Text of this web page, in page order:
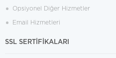
Opsiyonel Diğer Hizmetler
Email Hizmetleri
SSL SERTİFİKALARI